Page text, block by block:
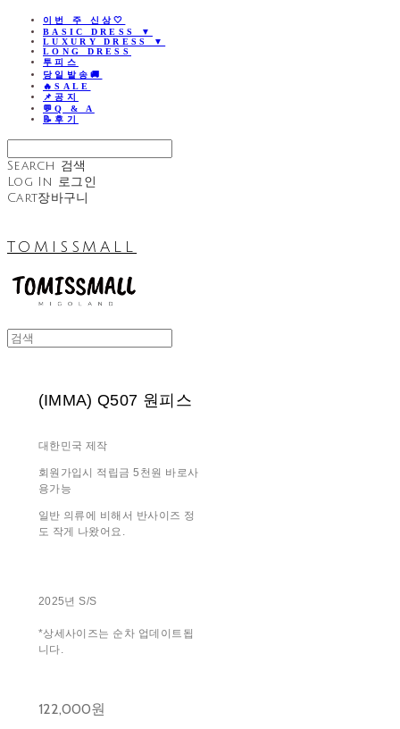
이번 주 신상🤍
BASIC DRESS ▼
LUXURY DRESS ▼
LONG DRESS
투피스
당일발송🚚
🔥SALE
📌공지
💬Q & A
📝후기
Search 검색
Log In 로그인
Cart장바구니
TOMISSMALL
(IMMA) Q507 원피스
대한민국 제작
회원가입시 적립금 5천원 바로사
용가능
일반 의류에 비해서 반사이즈 정
도 작게 나왔어요.
2025년 S/S
*상세사이즈는 순차 업데이트됩
니다.
122,000원